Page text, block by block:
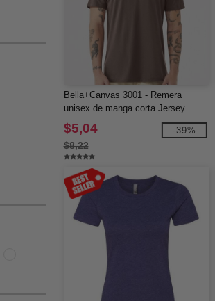
Bella+Canvas 3001 - Remera
unisex de manga corta Jersey
$5,04
$8,22
-39%